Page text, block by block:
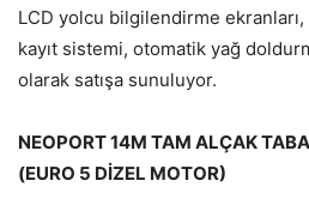
LCD yolcu bilgilendirme
kayıt sistemi, otomatik yağ
olarak satışa sunuluyor.
NEOPORT 14M TAM ALÇAK
(EURO 5 DİZEL MOTOR)